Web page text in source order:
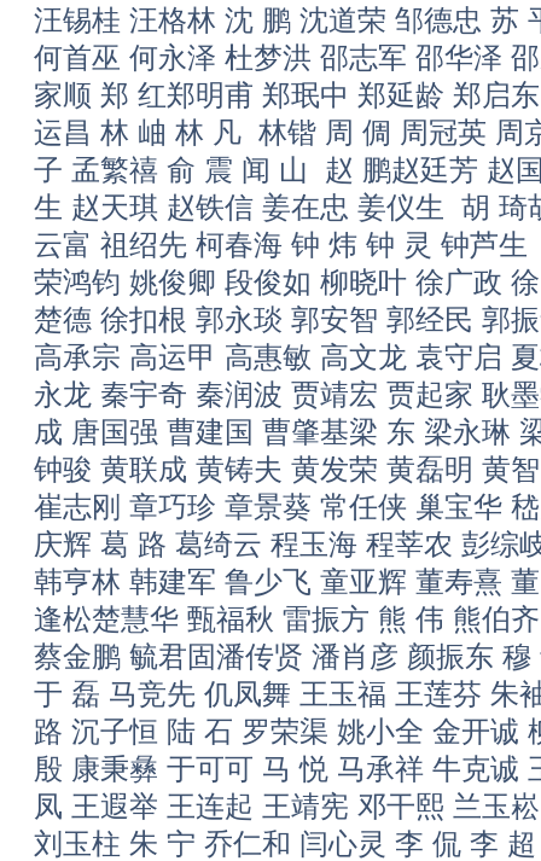
汪锡桂 汪格林 沈 鹏 沈道荣 邹德忠 苏
何首巫 何永泽 杜梦洪 邵志军 邵华泽
家顺 郑 红郑明甫 郑珉中 郑延龄 郑启
运昌 林 岫 林 凡 林锴 周 倜 周冠英 周
子 孟繁禧 俞 震 闻 山 赵 鹏赵廷芳 赵
生 赵天琪 赵铁信 姜在忠 姜仪生 胡 琦
云富 祖绍先 柯春海 钟 炜 钟 灵 钟芦
荣鸿钧 姚俊卿 段俊如 柳晓叶 徐广政
楚德 徐扣根 郭永琰 郭安智 郭经民 郭
高承宗 高运甲 高惠敏 高文龙 袁守启
永龙 秦宇奇 秦润波 贾靖宏 贾起家 耿
成 唐国强 曹建国 曹肇基梁 东 梁永琳
钟骏 黄联成 黄铸夫 黄发荣 黄磊明 黄
崔志刚 章巧珍 章景葵 常任侠 巢宝华
庆辉 葛 路 葛绮云 程玉海 程莘农 彭综
韩亨林 韩建军 鲁少飞 童亚辉 董寿熹
逢松楚慧华 甄福秋 雷振方 熊 伟 熊伯
蔡金鹏 毓君固潘传贤 潘肖彦 颜振东
于 磊 马竞先 仉凤舞 王玉福 王莲芬 朱
路 沉子恒 陆 石 罗荣渠 姚小全 金开诚
殷 康秉彝 于可可 马 悦 马承祥 牛克诚
凤 王遐举 王连起 王靖宪 邓干熙 兰玉
刘玉柱 朱 宁 乔仁和 闫心灵 李 侃 李